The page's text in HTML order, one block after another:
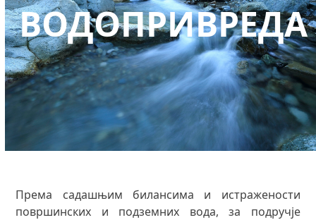
ВОДОПРИВРЕДА
Према садашњим билансима и истражености
површинских и подземних вода, за подручје